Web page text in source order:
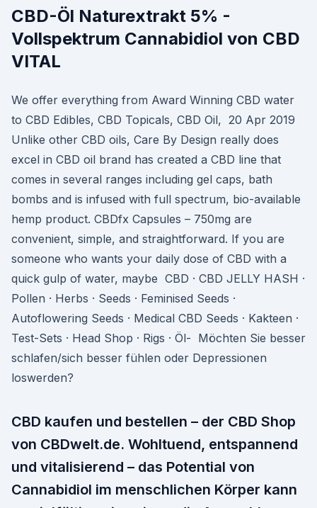
CBD-Öl Naturextrakt 5% -
Vollspektrum Cannabidiol von CBD
VITAL
We offer everything from Award Winning CBD water
to CBD Edibles, CBD Topicals, CBD Oil, 20 Apr 2019
Unlike other CBD oils, Care By Design really does
excel in CBD oil brand has created a CBD line that
comes in several ranges including gel caps, bath
bombs and is infused with full spectrum, bio-available
hemp product. CBDfx Capsules – 750mg are
convenient, simple, and straightforward. If you are
someone who wants your daily dose of CBD with a
quick gulp of water, maybe CBD · CBD JELLY HASH ·
Pollen · Herbs · Seeds · Feminised Seeds ·
Autoflowering Seeds · Medical CBD Seeds · Kakteen ·
Test-Sets · Head Shop · Rigs · Öl- Möchten Sie besser
schlafen/sich besser fühlen oder Depressionen
loswerden?
CBD kaufen und bestellen – der CBD Shop
von CBDwelt.de. Wohltuend, entspannend
und vitalisierend – das Potential von
Cannabidiol im menschlichen Körper kann